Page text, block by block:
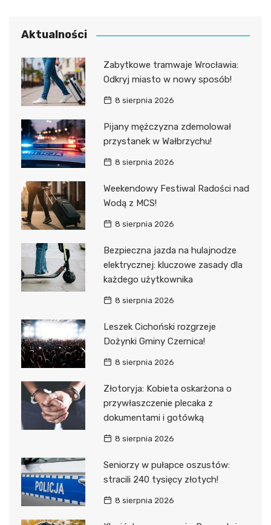
Aktualności
Zabytkowe tramwaje Wrocławia:
Odkryj miasto w nowy sposób!
8 sierpnia 2026
Pijany mężczyzna zdemolował
przystanek w Wałbrzychu!
8 sierpnia 2026
Weekendowy Festiwal Radości nad
Wodą z MCS!
8 sierpnia 2026
Bezpieczna jazda na hulajnodze
elektrycznej: kluczowe zasady dla
każdego użytkownika
8 sierpnia 2026
Leszek Cichoński rozgrzeje
Dożynki Gminy Czernica!
8 sierpnia 2026
Złotoryja: Kobieta oskarżona o
przywłaszczenie plecaka z
dokumentami i gotówką
8 sierpnia 2026
Seniorzy w pułapce oszustów:
stracili 240 tysięcy złotych!
8 sierpnia 2026